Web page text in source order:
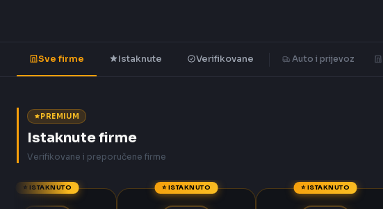
Sve firme Istaknute Verifikovane Auto i prijevoz
PREMIUM
Istaknute firme
Verifikovane i preporučene firme
⭐ ISTAKNUTO ⭐ ISTAKNUTO ⭐ ISTAKNUTO